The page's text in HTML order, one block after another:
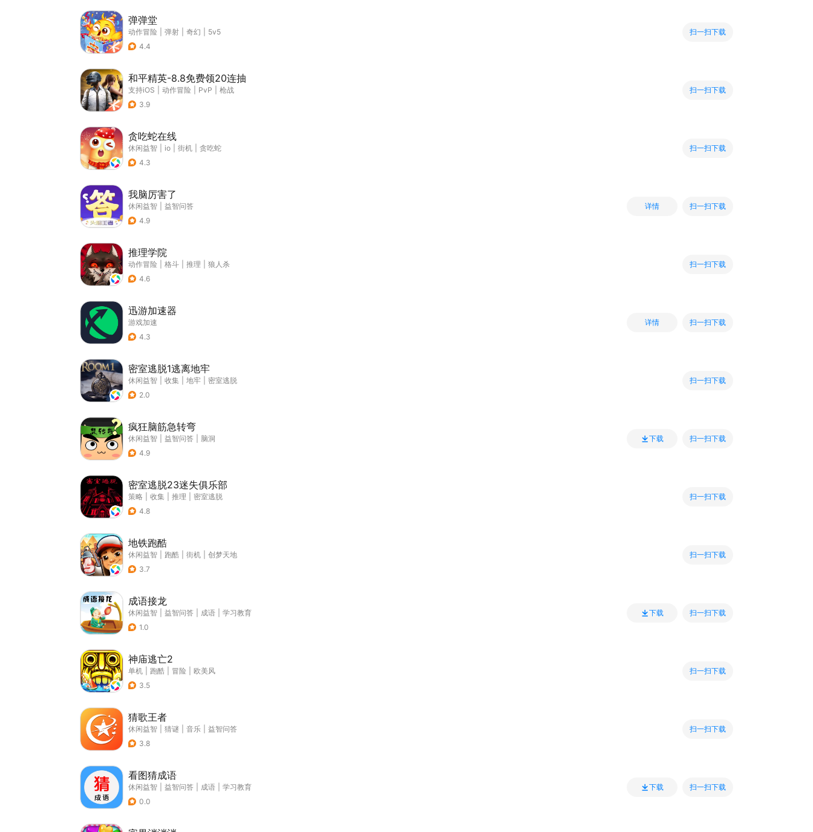
弹弹堂
动作冒险 弹射 奇幻
5v5
4.4
扫一扫下载
和平精英-8.8免费领20连抽
支持iOS 动作冒险 PvP
枪战
3.9
扫一扫下载
贪吃蛇在线
休闲益智 io 街机
贪吃蛇
4.3
扫一扫下载
我脑厉害了
休闲益智
益智问答
4.9
详情 扫一扫下载
推理学院
动作冒险 格斗 推理
狼人杀
4.6
扫一扫下载
迅游加速器
游戏加速
4.3
详情 扫一扫下载
密室逃脱1逃离地牢
休闲益智 收集 地牢
密室逃脱
2.0
扫一扫下载
疯狂脑筋急转弯
休闲益智 益智问答
脑洞
4.9
下载 扫一扫下载
密室逃脱23迷失俱乐部
策略 收集 推理
密室逃脱
4.8
扫一扫下载
地铁跑酷
休闲益智 跑酷 街机
创梦天地
3.7
扫一扫下载
成语接龙
休闲益智 益智问答 成语
学习教育
1.0
下载 扫一扫下载
神庙逃亡2
单机 跑酷 冒险
欧美风
3.5
扫一扫下载
猜歌王者
休闲益智 猜谜 音乐
益智问答
3.8
扫一扫下载
看图猜成语
休闲益智 益智问答 成语
学习教育
0.0
下载 扫一扫下载